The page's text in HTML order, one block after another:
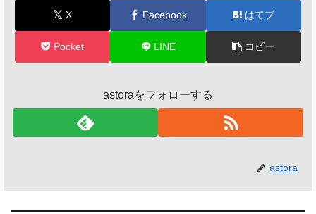
X Facebook はてブ
Pocket LINE コピー
astoraをフォローする
astora